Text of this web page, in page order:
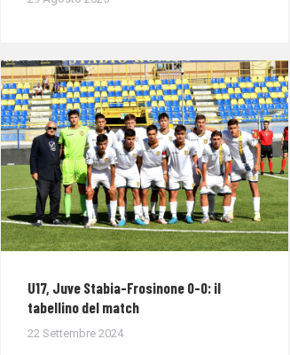
U17, Juve Stabia-Frosinone 0-0: il
tabellino del match
22 Settembre 2024